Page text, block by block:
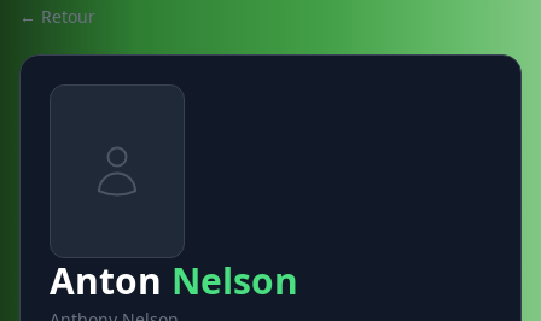
← Retour
Anton Nelson